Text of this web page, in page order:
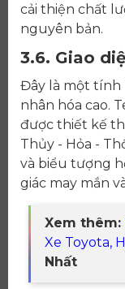
cải thiện chất
nguyên bản.
3.6. Giao
Đây là một tính
nhân hóa cao.
được thiết kế
Thủy - Hỏa -
và biểu tượng
giác may mắn
Xem thêm:
Xe Toyota,
Nhất